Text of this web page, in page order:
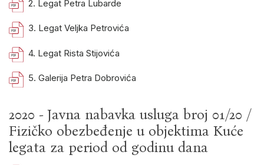
2. Legat Petra Lubarde
3. Legat Veljka Petrovića
4. Legat Rista Stijovića
5. Galerija Petra Dobrovića
2020 - Javna nabavka usluga broj 01/20 /
Fizičko obezbeđenje u objektima Kuće
legata za period od godinu dana